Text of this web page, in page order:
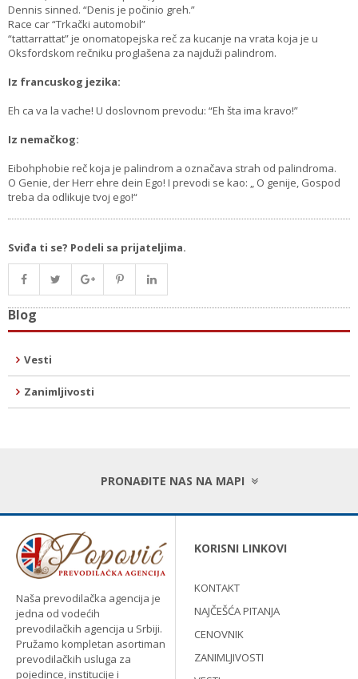
Dennis sinned. “Denis je počinio greh.”
Race car “Trkački automobil”
“tattarrattat” je onomatopejska reč za kucanje na vrata koja je u
Oksfordskom rečniku proglašena za najduži palindrom.
Iz francuskog jezika:
Eh ca va la vache! U doslovnom prevodu: “Eh šta ima kravo!”
Iz nemačkog:
Eibohphobie reč koja je palindrom a označava strah od palindroma.
O Genie, der Herr ehre dein Ego! I prevodi se kao: „ O genije, Gospod
treba da odlikuje tvoj ego!“
Sviđa ti se? Podeli sa prijateljima.
Blog
Vesti
Zanimljivosti
PRONAĐITE NAS NA MAPI
Naša prevodilačka agencija je
jedna od vodećih
prevodilačkih agencija u Srbiji.
Pružamo kompletan asortiman
prevodilačkih usluga za
pojedince, institucije i
KORISNI LINKOVI
KONTAKT
NAJČEŠĆA PITANJA
CENOVNIK
ZANIMLJIVOSTI